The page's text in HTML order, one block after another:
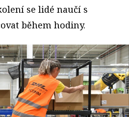
se lidé naučí s
během hodiny.